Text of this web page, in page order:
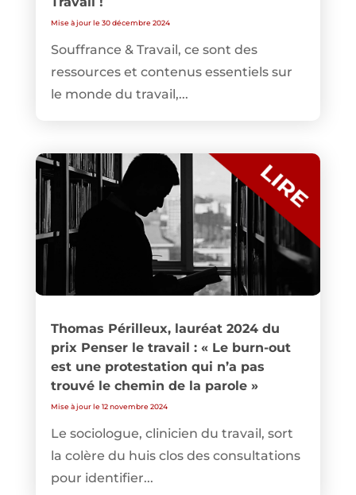
Mise à jour le 30 décembre 2024
Souffrance & Travail, ce sont des
ressources et contenus essentiels sur
le monde du travail,...
Thomas Périlleux, lauréat 2024 du
prix Penser le travail : « Le burn-out
est une protestation qui n’a pas
trouvé le chemin de la parole »
Mise à jour le 12 novembre 2024
Le sociologue, clinicien du travail, sort
la colère du huis clos des consultations
pour identifier...